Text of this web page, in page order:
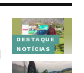
DESTAQUE
NOTÍCIAS